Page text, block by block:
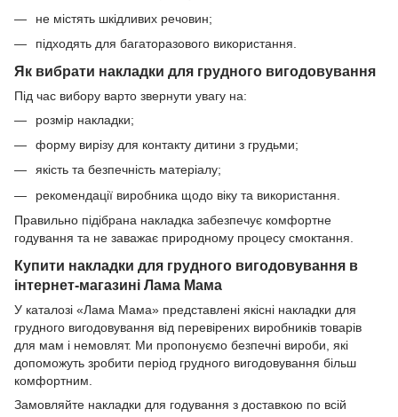
не містять шкідливих речовин;
підходять для багаторазового використання.
Як вибрати накладки для грудного вигодовування
Під час вибору варто звернути увагу на:
розмір накладки;
форму вирізу для контакту дитини з грудьми;
якість та безпечність матеріалу;
рекомендації виробника щодо віку та використання.
Правильно підібрана накладка забезпечує комфортне
годування та не заважає природному процесу смоктання.
Купити накладки для грудного вигодовування в
інтернет-магазині Лама Мама
У каталозі «Лама Мама» представлені якісні накладки для
грудного вигодовування від перевірених виробників товарів
для мам і немовлят. Ми пропонуємо безпечні вироби, які
допоможуть зробити період грудного вигодовування більш
комфортним.
Замовляйте накладки для годування з доставкою по всій